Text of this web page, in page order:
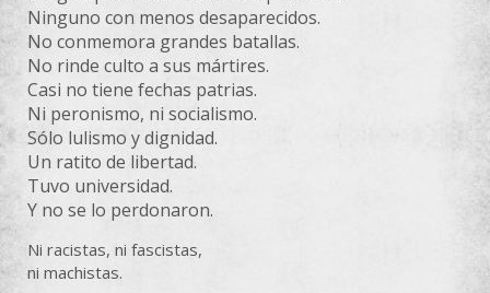
Ninguno con menos desaparecidos.
No conmemora grandes batallas.
No rinde culto a sus mártires.
Casi no tiene fechas patrias.
Ni peronismo, ni socialismo.
Sólo lulismo y dignidad.
Un ratito de libertad.
Tuvo universidad.
Y no se lo perdonaron.
Ni racistas, ni fascistas,
ni machistas.